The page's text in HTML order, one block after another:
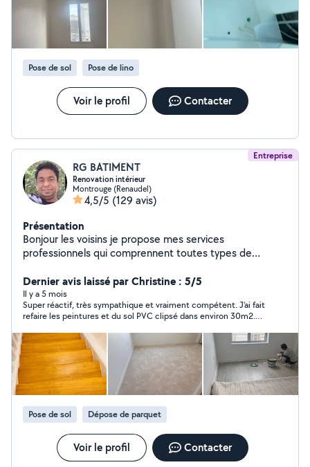
Pose de sol Pose de lino
Voir le profil Contacter
Entreprise
RG BATIMENT
Renovation intérieur
Montrouge (Renaudel)
4,5/5 (129 avis)
Présentation
Bonjour les voisins je propose mes services
professionnels qui comprennent toutes types de
experience rest a votre disposition merci
Dernier avis laissé par Christine : 5/5
Il y a 5 mois
Super réactif, très sympathique et vraiment compétent. J'ai fait
refaire les peintures et du sol PVC clipsé dans environ 30m2.
avec soin, le tout pour un prix très compétitif. Je recommande
sans réserve. Merci Hasib
Pose de sol Dépose de parquet
Voir le profil Contacter